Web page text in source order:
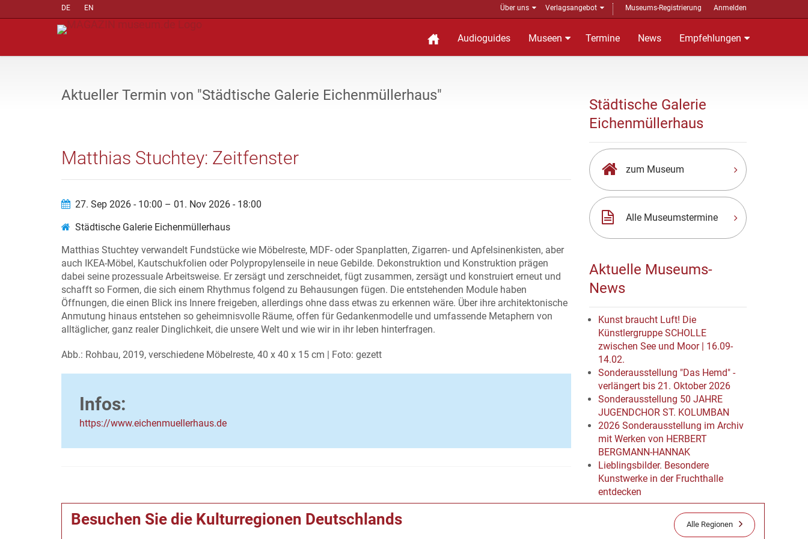
DE EN Über uns Verlagsangebot Museums-Registrierung Anmelden
Audioguides Museen Termine News Empfehlungen
Aktueller Termin von "Städtische Galerie Eichenmüllerhaus"
Matthias Stuchtey: Zeitfenster
27. Sep 2026 - 10:00 – 01. Nov 2026 - 18:00
Städtische Galerie Eichenmüllerhaus
Matthias Stuchtey verwandelt Fundstücke wie Möbelreste, MDF- oder Spanplatten, Zigarren- und Apfelsinenkisten, aber
auch IKEA-Möbel, Kautschukfolien oder Polypropylenseile in neue Gebilde. Dekonstruktion und Konstruktion prägen
dabei seine prozessuale Arbeitsweise. Er zersägt und zerschneidet, fügt zusammen, zersägt und konstruiert erneut und
schafft so Formen, die sich einem Rhythmus folgend zu Behausungen fügen. Die entstehenden Module haben
Öffnungen, die einen Blick ins Innere freigeben, allerdings ohne dass etwas zu erkennen wäre. Über ihre architektonische
Anmutung hinaus entstehen so geheimnisvolle Räume, offen für Gedankenmodelle und umfassende Metaphern von
alltäglicher, ganz realer Dinglichkeit, die unsere Welt und wie wir in ihr leben hinterfragen.
Abb.: Rohbau, 2019, verschiedene Möbelreste, 40 x 40 x 15 cm | Foto: gezett
Infos:
https://www.eichenmuellerhaus.de
Besuchen Sie die Kulturregionen Deutschlands Alle Regionen
Städtische Galerie
Eichenmüllerhaus
zum Museum
Alle Museumstermine
Aktuelle Museums-
News
Kunst braucht Luft! Die
Künstlergruppe SCHOLLE
zwischen See und Moor | 16.09-
14.02.
Sonderausstellung "Das Hemd" -
verlängert bis 21. Oktober 2026
Sonderausstellung 50 JAHRE
JUGENDCHOR ST. KOLUMBAN
2026 Sonderausstellung im Archiv
mit Werken von HERBERT
BERGMANN-HANNAK
Lieblingsbilder. Besondere
Kunstwerke in der Fruchthalle
entdecken